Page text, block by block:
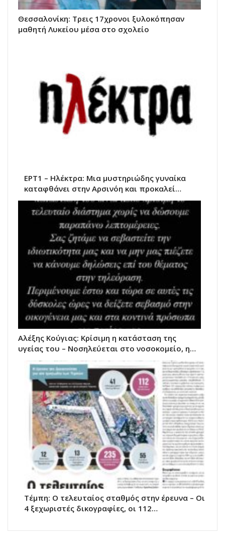
Θεσσαλονίκη: Τρεις 17χρονοι ξυλοκόπησαν
μαθητή Λυκείου μέσα στο σχολείο
ΕΡΤ1 – Ηλέκτρα: Μια μυστηριώδης γυναίκα
καταφθάνει στην Αρσινόη και προκαλεί…
Αλέξης Κούγιας: Κρίσιμη η κατάσταση της
υγείας του – Νοσηλεύεται στο νοσοκομείο, η…
Τέμπη: Ο τελευταίος σταθμός στην έρευνα – Οι
4 ξεχωριστές δικογραφίες, οι 112…